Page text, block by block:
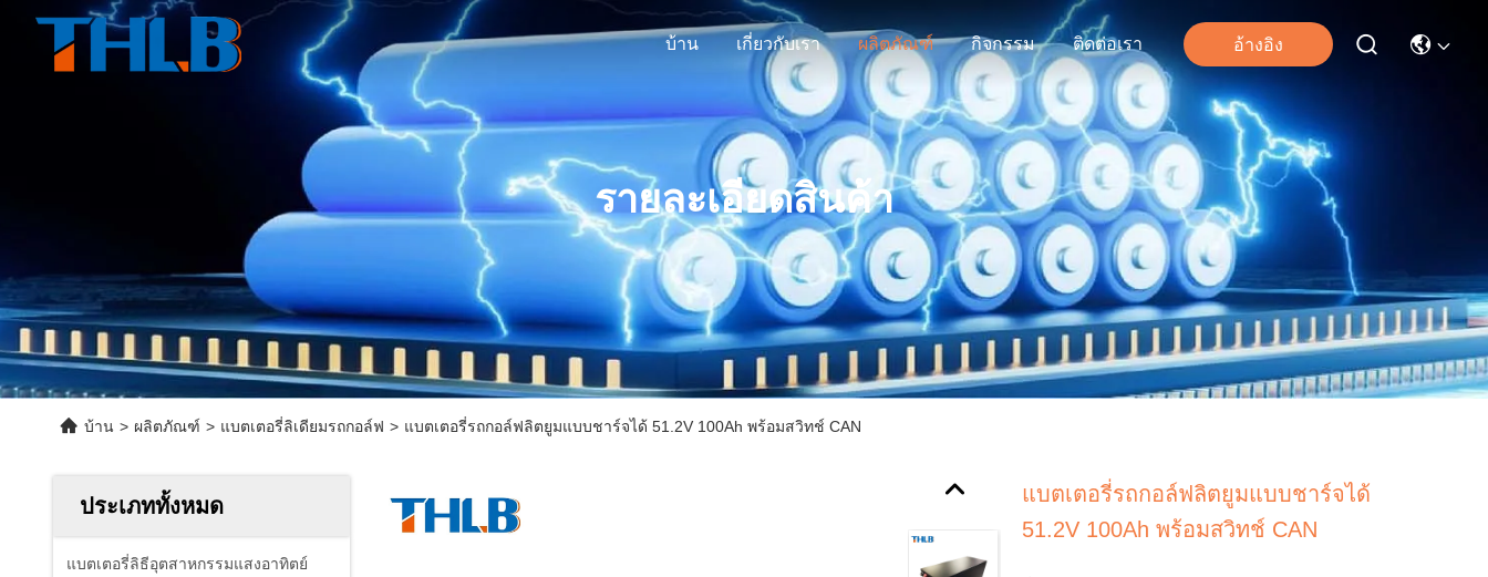
บ้าน เกี่ยวกับเรา ผลิตภัณฑ์ กิจกรรม ติดต่อเรา อ้างอิง
รายละเอียดสินค้า
บ้าน > ผลิตภัณฑ์ > แบตเตอรี่ลิเดียมรถกอล์ฟ > แบตเตอรี่รถกอล์ฟลิตยูมแบบชาร์จได้ 51.2V 100Ah พร้อมสวิทช์ CAN
ประเภททั้งหมด
แบตเตอรี่ลิธีอุตสาหกรรมแสงอาทิตย์
แบตเตอรี่รถกอล์ฟลิตยูมแบบชาร์จได้
51.2V 100Ah พร้อมสวิทช์ CAN